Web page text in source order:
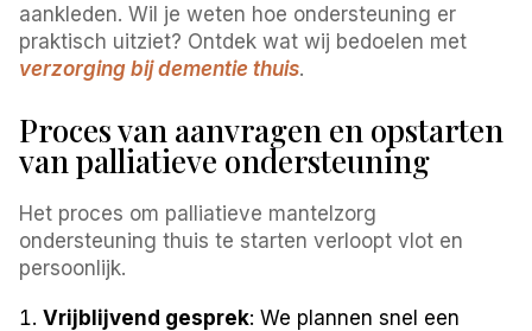
aankleden. Wil je weten hoe ondersteuning er
praktisch uitziet? Ontdek wat wij bedoelen met
verzorging bij dementie thuis.
Proces van aanvragen en opstarten
van palliatieve ondersteuning
Het proces om palliatieve mantelzorg
ondersteuning thuis te starten verloopt vlot en
persoonlijk.
Vrijblijvend gesprek: We plannen snel een